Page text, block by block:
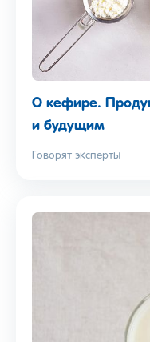
О кефире.
и будущим
Говорят эксперты